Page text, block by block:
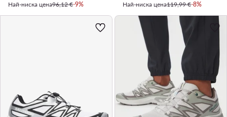
Най-ниска цена96,12 €-9%
Най-ниска цена119,99 €-8%